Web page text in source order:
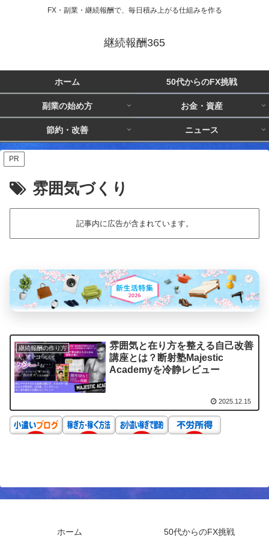
FX・副業・継続報酬で、毎日積み上がる仕組みを作る
継続報酬365
ホーム 50代からのFX挑戦
副業の始め方 お金・資産
節約・改善 ニュース
PR
雰囲気づくり
記事内に広告が含まれています。
継続報酬の作り方
雰囲気と在り方を整える自己改善
講座とは？断射塾Majestic
Academyを冷静レビュー
2025.12.15
ホーム 50代からのFX挑戦